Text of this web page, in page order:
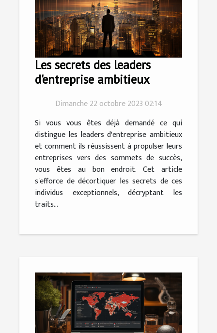
Les secrets des leaders
d'entreprise ambitieux
Dimanche 22 octobre 2023 02:14
Si vous vous êtes déjà demandé ce qui
distingue les leaders d'entreprise ambitieux
et comment ils réussissent à propulser leurs
entreprises vers des sommets de succès,
vous êtes au bon endroit. Cet article
s'efforce de décortiquer les secrets de ces
individus exceptionnels, décryptant les
traits...